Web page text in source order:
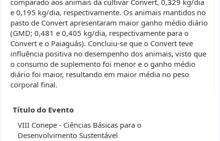
comparado aos animais da cultivar Convert, 0,329 kg/dia
e 0,195 kg/dia, respectivamente. Os animais mantidos no
pasto de Convert apresentaram maior ganho médio diário
(GMD; 0,481 e 0,405 kg/dia, respectivamente para o
Convert e o Paiaguás). Concluiu-se que o Convert teve
influência positiva no desempenho dos animais, visto que
o consumo de suplemento foi menor e o ganho médio
diário foi maior, resultando em maior média no peso
corporal final.
Título do Evento
VIII Conepe - Ciências Básicas para o
Desenvolvimento Sustentável